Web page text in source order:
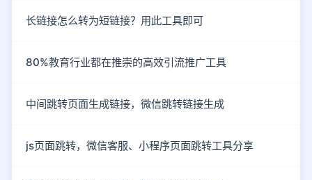
长链接怎么转为短链接？用此工具即可
80%教育行业都在推崇的高效引流推广工具
中间跳转页面生成链接，微信跳转链接生成
js页面跳转，微信客服、小程序页面跳转工具分享